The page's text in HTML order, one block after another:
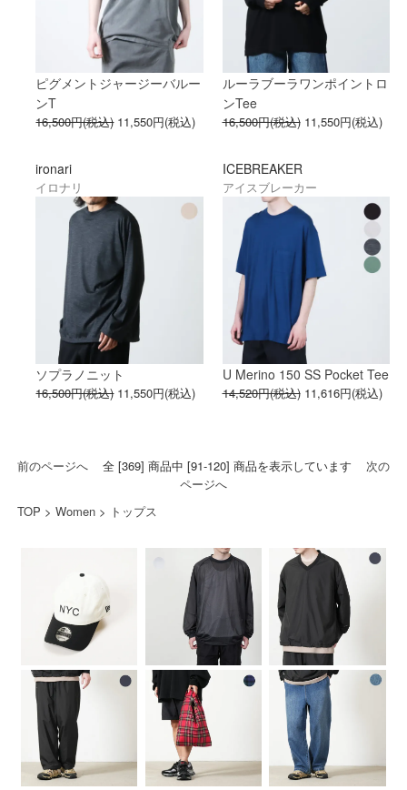
ピグメントジャージーバルー
ンT
16,500円(税込) 11,550円(税込)
ルーラブーラワンポイントロ
ンTee
16,500円(税込) 11,550円(税込)
ironari
イロナリ
ソプラノニット
16,500円(税込) 11,550円(税込)
ICEBREAKER
アイスブレーカー
U Merino 150 SS Pocket Tee
14,520円(税込) 11,616円(税込)
前のページへ 全 [369] 商品中 [91-120] 商品を表示しています 次の
ページへ
TOP > Women> トップス